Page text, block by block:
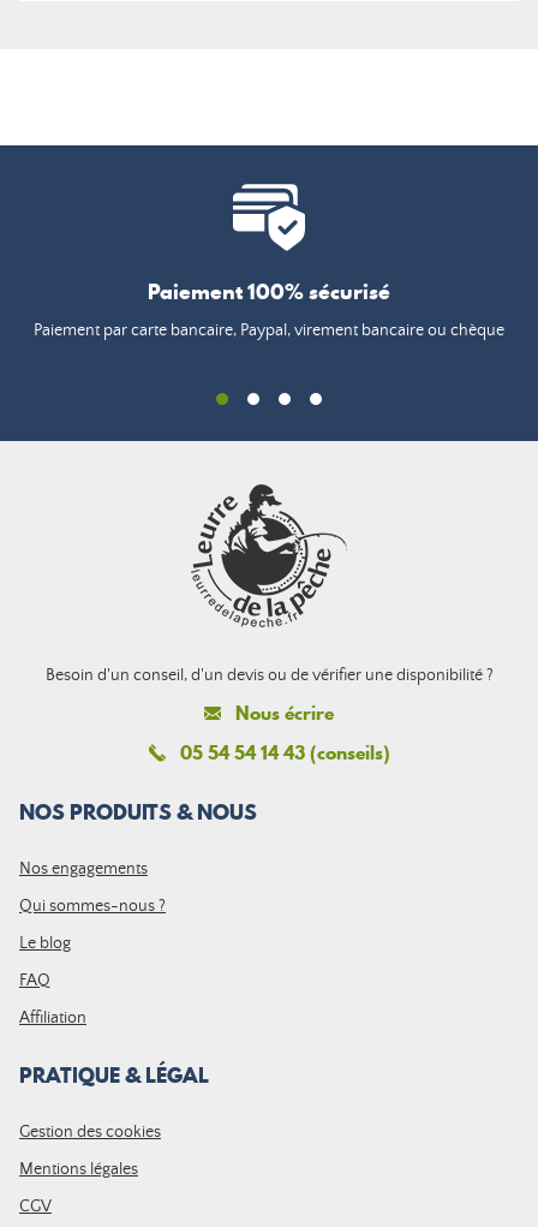
Paiement 100% sécurisé
Paiement par carte bancaire, Paypal, virement bancaire ou chèque
Besoin d'un conseil, d'un devis ou de vérifier une disponibilité ?
Nous écrire
05 54 54 14 43 (conseils)
NOS PRODUITS & NOUS
Nos engagements
Qui sommes-nous ?
Le blog
FAQ
Affiliation
PRATIQUE & LÉGAL
Gestion des cookies
Mentions légales
CGV